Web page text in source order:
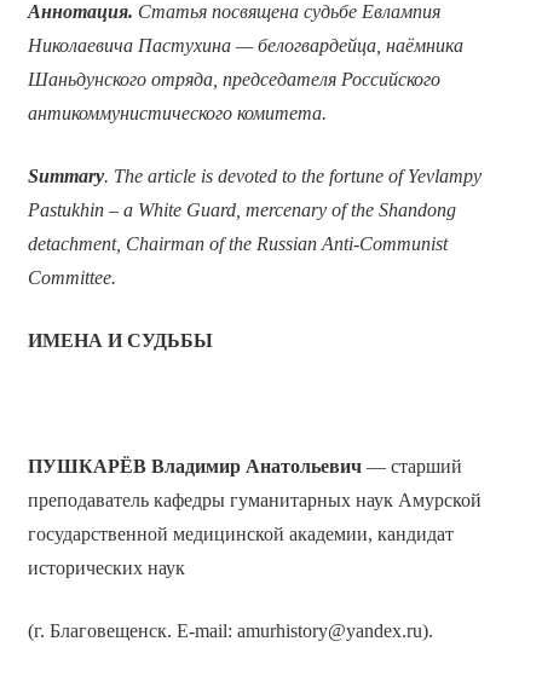
Аннотация. Статья посвящена судьбе Евлампия
Николаевича Пастухина — белогвардейца, наёмника
Шаньдунского отряда, председателя Российского
антикоммунистического комитета.
Summary. The article is devoted to the fortune of Yevlampy
Pastukhin – a White Guard, mercenary of the Shandong
detachment, Chairman of the Russian Anti-Communist
Committee.
ИМЕНА И СУДЬБЫ
ПУШКАРЁВ Владимир Анатольевич— старший
преподаватель кафедры гуманитарных наук Амурской
государственной медицинской академии, кандидат
исторических наук
(г. Благовещенск. Е-mail: amurhistory@yandex.ru).